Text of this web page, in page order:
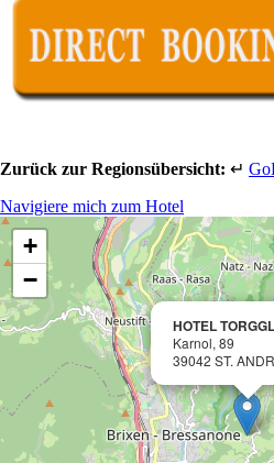
Zurück zur Regionsübersicht: ↵
Navigiere mich zum Hotel
HOTEL
Karnol, 89
39042 ST.
+
−